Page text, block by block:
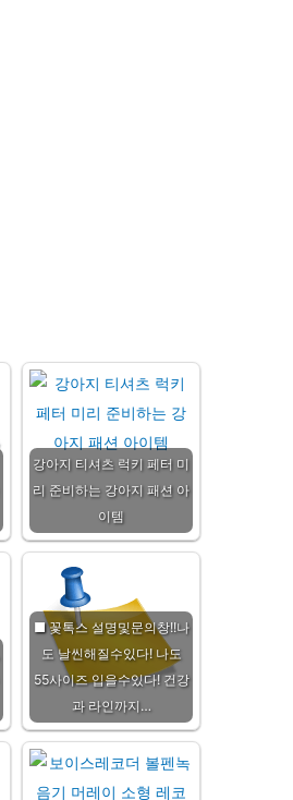
강아지 티셔츠 럭키 페터 미
리 준비하는 강아지 패션 아
이템
■ 꽃톡스 설명및문의창!!나
도 날씬해질수있다! 나도
55사이즈 입을수있다! 건강
과 라인까지…